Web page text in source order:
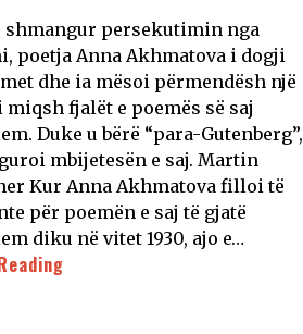
shmangur persekutimin nga
poetja Anna Akhmatova i dogji
dhe ia mësoi përmendësh një
fjalët e poemës së saj
Duke u bërë “para-Gutenberg”,
mbijetesën e saj. Martin
Kur Anna Akhmatova filloi të
për poemën e saj të gjatë
diku në vitet 1930, ajo e…